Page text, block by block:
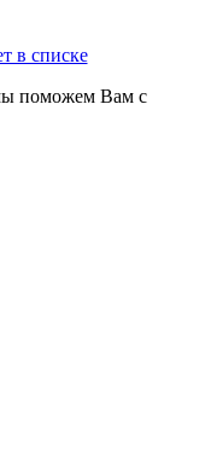
в списке
поможем Вам с